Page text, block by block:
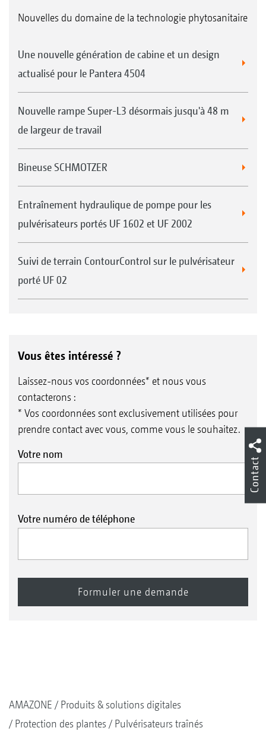
Nouvelles du domaine de la technologie phytosanitaire
Une nouvelle génération de cabine et un design
actualisé pour le Pantera 4504
Nouvelle rampe Super-L3 désormais jusqu'à 48 m
de largeur de travail
Bineuse SCHMOTZER
Entraînement hydraulique de pompe pour les
pulvérisateurs portés UF 1602 et UF 2002
Suivi de terrain ContourControl sur le pulvérisateur
porté UF 02
Vous êtes intéressé ?
Laissez-nous vos coordonnées* et nous vous
contacterons :
* Vos coordonnées sont exclusivement utilisées pour
prendre contact avec vous, comme vous le souhaitez.
Votre nom
Votre numéro de téléphone
AMAZONE
Produits & solutions digitales
Protection des plantes
Pulvérisateurs traînés
Contact